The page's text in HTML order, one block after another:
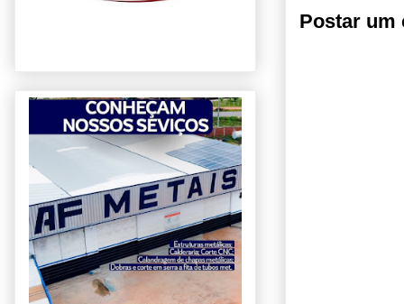
Postar um